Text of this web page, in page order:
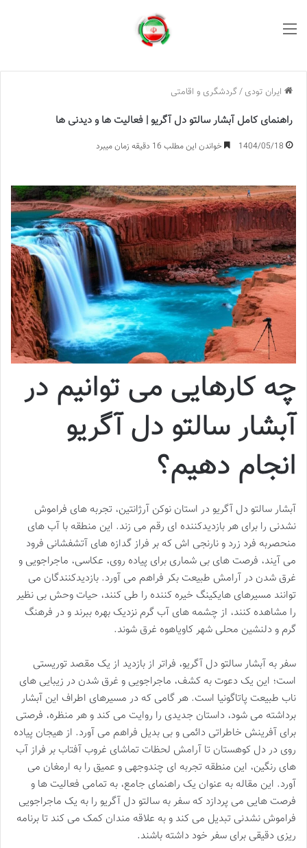
ایران تودی /گردشگری و اقامتی
راهنمای کامل آبشار سالتو دل آگریو | فعالیت ها و دیدنی ها
1404/05/18 خواندن این مطلب 16 دقیقه زمان میبرد
چه کارهایی می توانیم در
آبشار سالتو دل آگریو
انجام دهیم؟
آبشار سالتو دل آگریو در استان نوکن آرژانتین، تجربه های فراموش
نشدنی را برای هر بازدیدکننده ای رقم می زند. این منطقه با آب های
منحصربه فرد زرد و نارنجی اش که بر فراز گدازه های آتشفشانی فرود
می آیند، فرصت های بی شماری برای پیاده روی، عکاسی، ماجراجویی و
غرق شدن در آرامش طبیعت بکر فراهم می آورد. بازدیدکنندگان می
توانند مسیرهای هایکینگ خیره کننده را طی کنند، حیات وحش بی نظیر
را مشاهده کنند، از چشمه های آب گرم نزدیک بهره ببرند و در فرهنگ
گرم و دلنشین محلی شهر کاویاهوه غرق شوند.
سفر به آبشار سالتو دل آگریو، فراتر از بازدید از یک مقصد توریستی
است؛ این یک دعوت به کشف، ماجراجویی و غرق شدن در زیبایی های
ناب طبیعت پاتاگونیا است. هر گامی که در مسیرهای اطراف این آبشار
برداشته می شود، داستان جدیدی را روایت می کند و هر منظره، فرصتی
برای آفرینش خاطراتی دائمی و بی بدیل فراهم می آورد. از هیجان پیاده
روی در دل کوهستان تا آرامش لحظات تماشای غروب آفتاب بر فراز آب
های رنگین، این منطقه تجربه ای چندوجهی و عمیق را به ارمغان می
آورد. این مقاله به عنوان یک راهنمای جامع، به تمامی فعالیت ها و
فرصت هایی می پردازد که سفر به سالتو دل آگریو را به یک ماجراجویی
فراموش نشدنی تبدیل می کند و به علاقه مندان کمک می کند تا برنامه
ریزی دقیقی برای سفر خود داشته باشند.